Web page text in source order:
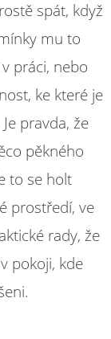
spát, když
mu to
práci, nebo
ke které je
pravda, že
pěkného
to se holt
prostředí, ve
rady, že
pokoji, kde